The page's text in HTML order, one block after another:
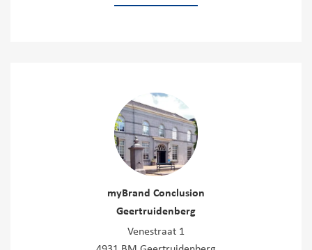
myBrand Conclusion
Geertruidenberg
Venestraat 1